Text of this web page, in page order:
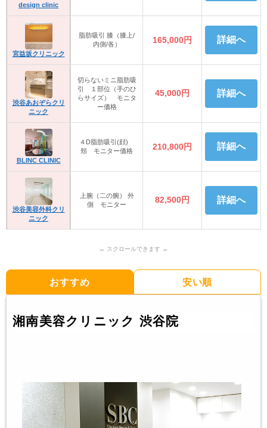
design clinic
宮益坂クリニック
脂肪吸引 膝（膝上/
内側/各）
165,000円 詳細へ
渋谷あおぞらクリ
ニック
切らないミニ脂肪吸
引 １部位（手のひ
らサイズ） モニタ
ー価格
45,000円 詳細へ
BLINC CLINIC
４D脂肪吸引(顔)
頬 モニター価格
210,800円 詳細へ
渋谷美容外科クリ
ニック
上腕（二の腕） 外
側 モニター
82,500円 詳細へ
おすすめ 安い順
湘南美容クリニック 渋谷院